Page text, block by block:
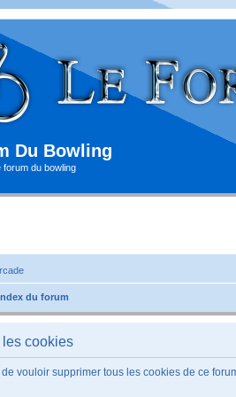
Du Bowling
forum du bowling
du forum
cookies
vouloir supprimer tous les cookies de ce